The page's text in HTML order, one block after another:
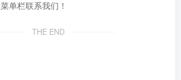
单栏联系我们！
THE END